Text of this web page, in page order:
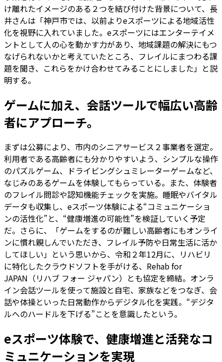
け離れたイメージのある２つを結び付けた背景について、長
井さんは「神戸市では、以前よりeスポーツによる地域活性
化を視野に入れていました。eスポーツにはエンターテイメ
ントとして人の心を動かす力があり、地域課題の解決にもつ
なげられないかと考えていたところ、フレイルにまつわる課
題を聞き、これらをかけ合わせてみることにしました」と説
明する。
ゲームに加え、会話ツールで幅広い高齢
者にアプローチ。
まずは公募により、市内のシニアサービス２事業者を選定。
利用者である高齢者にも分かりやすいよう、シンプルな操作
のパズルゲーム、ドライビングシュミレーターゲームなど、
なじみのあるゲームを体験してもらっている。また、体験者
のフレイル問診や認知機能チェックを実施。睡眠やバイタル
データも収集し、eスポーツ体験による“コミュニケーショ
ンの活性化”と、“健康増進の可能性”を検証していく予定
だ。さらに、「ゲームをするのが難しい高齢者にもオンライ
ンに慣れ親しんでいただき、フレイル予防や日常生活に活か
してほしい」という思いから、令和２年12月に、リハビリ
に特化したクラウドソフトを手がける、Rehab for
JAPAN（リハブ フォー ジャパン）とも協定を締結。オンラ
イン会話ツールを使って施設と自宅、家族などをつなぎ、会
話や体操といった日常動作からデジタル化を実践。“デジタ
ルへのハードルを下げる”ことを意識したという。
eスポーツ体験で、健康増進と活発なコ
ミュニケーションを実現